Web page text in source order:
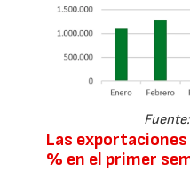
Las
% en el primer